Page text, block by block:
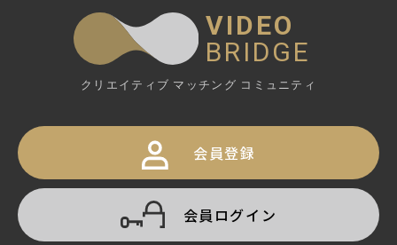
VIDEO
BRIDGE
クリエイティブ マッチング コミュニティ
会員登録
会員ログイン